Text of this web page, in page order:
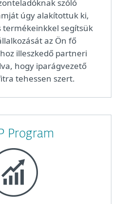
szóló
úgy alakítottuk ki,
termékeinkkel segítsük
az Ön fő
illeszkedő partneri
hogy iparágvezető
tehessen szert.
Program